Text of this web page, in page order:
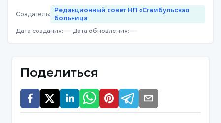
профессор Султан Тарлачи провел оценку
болезни Паркинсона.
Использование колодезной воды и
пестицидов является фактором
риска
Отметив, что болезнь Паркинсона возникает
Создатель:
Редакционный совет НП «Стамбульская
больница
Дата создания: |Дата обновления:
Поделиться